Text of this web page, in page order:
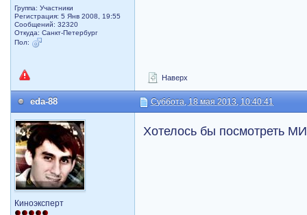
Группа: Участники
Регистрация: 5 Янв 2008, 19:55
Сообщений: 32320
Откуда: Санкт-Петербург
Пол:
Наверх
eda-88 Суббота, 18 мая 2013, 10:40:41
Киноэксперт
Хотелось бы посмотреть